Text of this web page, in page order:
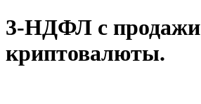
3-НДФЛ с продажи
криптовалюты.